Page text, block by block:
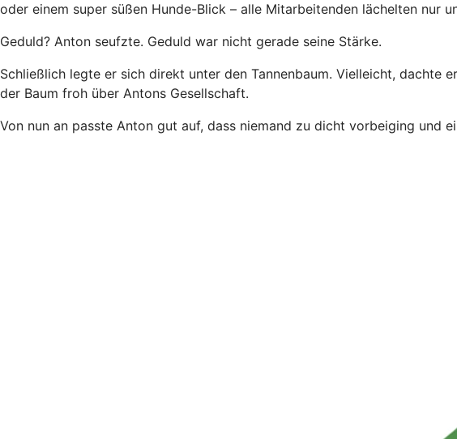
oder einem super süßen Hunde-Blick – alle Mitarbeitenden lächelten nur
Geduld? Anton seufzte. Geduld war nicht gerade seine Stärke.
Schließlich legte er sich direkt unter den Tannenbaum. Vielleicht, dachte
der Baum froh über Antons Gesellschaft.
Von nun an passte Anton gut auf, dass niemand zu dicht vorbeiging und